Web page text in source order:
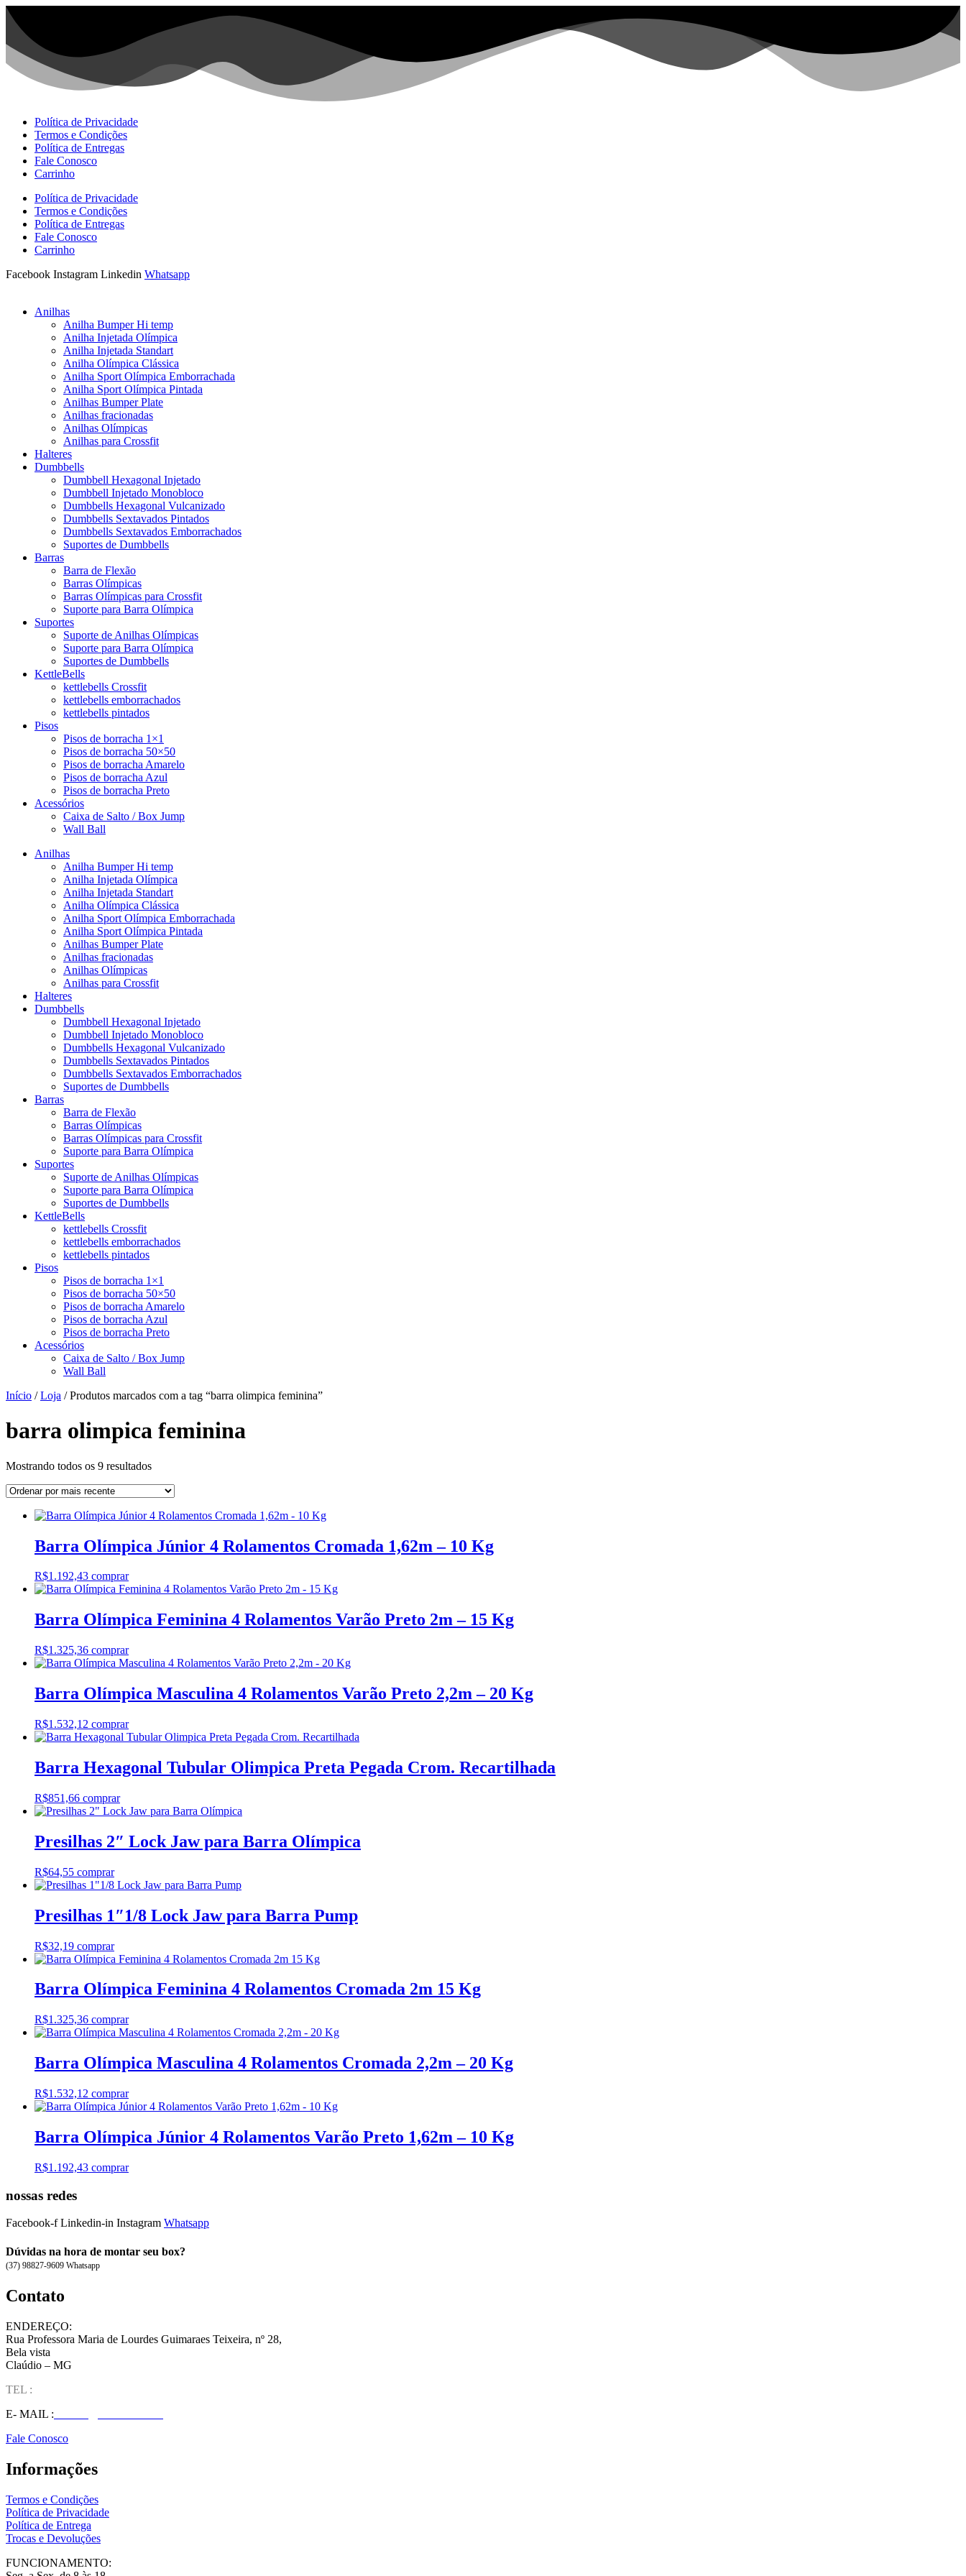
Ir
para
conteúdo
Política de Privacidade
Termos e Condições
Política de Entregas
Fale Conosco
Carrinho
Política de Privacidade
Termos e Condições
Política de Entregas
Fale Conosco
Carrinho
Facebook Instagram Linkedin Whatsapp
Anilhas
Anilha Bumper Hi temp
Anilha Injetada Olímpica
Anilha Injetada Standart
Anilha Olímpica Clássica
Anilha Sport Olímpica Emborrachada
Anilha Sport Olímpica Pintada
Anilhas Bumper Plate
Anilhas fracionadas
Anilhas Olímpicas
Anilhas para Crossfit
Halteres
Dumbbells
Dumbbell Hexagonal Injetado
Dumbbell Injetado Monobloco
Dumbbells Hexagonal Vulcanizado
Dumbbells Sextavados Pintados
Dumbbells Sextavados Emborrachados
Suportes de Dumbbells
Barras
Barra de Flexão
Barras Olímpicas
Barras Olímpicas para Crossfit
Suporte para Barra Olímpica
Suportes
Suporte de Anilhas Olímpicas
Suporte para Barra Olímpica
Suportes de Dumbbells
KettleBells
kettlebells Crossfit
kettlebells emborrachados
kettlebells pintados
Pisos
Pisos de borracha 1×1
Pisos de borracha 50×50
Pisos de borracha Amarelo
Pisos de borracha Azul
Pisos de borracha Preto
Acessórios
Caixa de Salto / Box Jump
Wall Ball
Anilhas
Anilha Bumper Hi temp
Anilha Injetada Olímpica
Anilha Injetada Standart
Anilha Olímpica Clássica
Anilha Sport Olímpica Emborrachada
Anilha Sport Olímpica Pintada
Anilhas Bumper Plate
Anilhas fracionadas
Anilhas Olímpicas
Anilhas para Crossfit
Halteres
Dumbbells
Dumbbell Hexagonal Injetado
Dumbbell Injetado Monobloco
Dumbbells Hexagonal Vulcanizado
Dumbbells Sextavados Pintados
Dumbbells Sextavados Emborrachados
Suportes de Dumbbells
Barras
Barra de Flexão
Barras Olímpicas
Barras Olímpicas para Crossfit
Suporte para Barra Olímpica
Suportes
Suporte de Anilhas Olímpicas
Suporte para Barra Olímpica
Suportes de Dumbbells
KettleBells
kettlebells Crossfit
kettlebells emborrachados
kettlebells pintados
Pisos
Pisos de borracha 1×1
Pisos de borracha 50×50
Pisos de borracha Amarelo
Pisos de borracha Azul
Pisos de borracha Preto
Acessórios
Caixa de Salto / Box Jump
Wall Ball
Início /Loja / Produtos marcados com a tag “barra olimpica feminina”
barra olimpica feminina
Mostrando todos os 9 resultadosClassificado
mais
Barra Olímpica Júnior 4 Rolamentos Cromada 1,62m – 10 Kg
R$1.192,43 comprar
Barra Olímpica Feminina 4 Rolamentos Varão Preto 2m – 15 Kg
R$1.325,36 comprar
Barra Olímpica Masculina 4 Rolamentos Varão Preto 2,2m – 20 Kg
R$1.532,12 comprar
Barra Hexagonal Tubular Olimpica Preta Pegada Crom. Recartilhada
R$851,66 comprar
Presilhas 2″ Lock Jaw para Barra Olímpica
R$64,55 comprar
Presilhas 1″1/8 Lock Jaw para Barra Pump
R$32,19 comprar
Barra Olímpica Feminina 4 Rolamentos Cromada 2m 15 Kg
R$1.325,36 comprar
Barra Olímpica Masculina 4 Rolamentos Cromada 2,2m – 20 Kg
R$1.532,12 comprar
Barra Olímpica Júnior 4 Rolamentos Varão Preto 1,62m – 10 Kg
R$1.192,43 comprar
nossas redes
Facebook-f Linkedin-in Instagram Whatsapp
Dúvidas na hora de montar seu box?
(37) 98827-9609 Whatsapp
Contato
ENDEREÇO:
Rua Professora Maria de Lourdes Guimaraes Teixeira, nº 28,
Bela vista
Claúdio – MG
TEL :
E- MAIL :
Fale Conosco
Informações
Termos e Condições
Política de Privacidade
Política de Entrega
Trocas e Devoluções
FUNCIONAMENTO: